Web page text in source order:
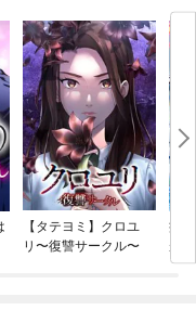
【タテヨミ】クロユ
リ〜復讐サークル〜
病
が
ぎ